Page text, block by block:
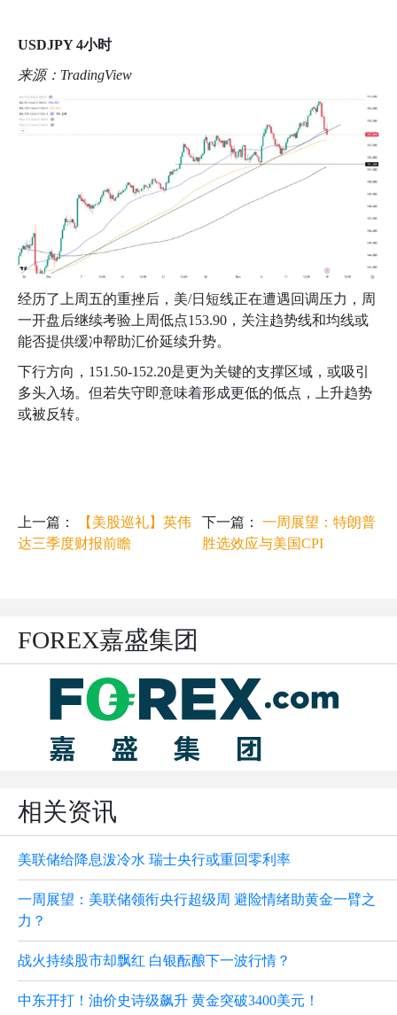
USDJPY 4小时
来源： TradingView
经历了上周五的重挫后，美/日短线正在遭遇回调压力，周
一开盘后继续考验上周低点153.90 ，关注趋势线和均线或
能否提供缓冲帮助汇价延续升势。
下行方向， 151.50-152.20是更为关键的支撑区域，或吸引
多头入场。但若失守即意味着形成更低的低点，上升趋势
或被反转。
上一篇：
【美股巡礼】英伟
达三季度财报前瞻
下一篇：一周展望：特朗普
胜选效应与美国CPI
FOREX嘉盛集团
相关资讯
美联储给降息泼冷水 瑞士央行或重回零利率
一周展望：美联储领衔央行超级周 避险情绪助黄金一臂之
力？
战火持续股市却飘红 白银酝酿下一波行情？
中东开打！油价史诗级飙升 黄金突破3400美元！